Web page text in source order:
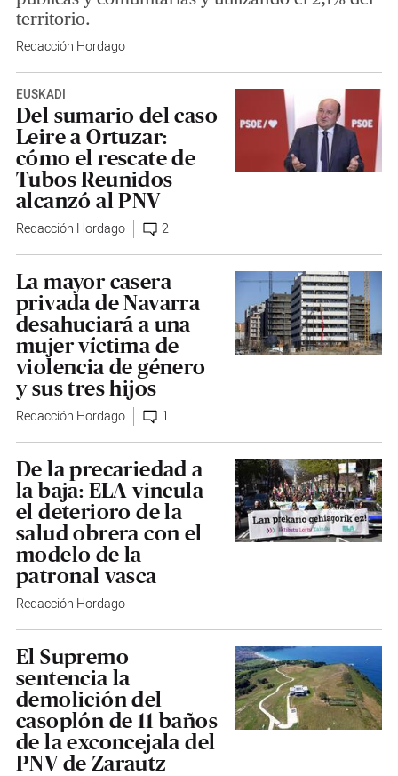
territorio.
Redacción Hordago
EUSKADI
Del sumario del caso
Leire a Ortuzar:
cómo el rescate de
Tubos Reunidos
alcanzó al PNV
Redacción Hordago 2
La mayor casera
privada de Navarra
desahuciará a una
mujer víctima de
violencia de género
y sus tres hijos
Redacción Hordago 1
De la precariedad a
la baja: ELA vincula
el deterioro de la
salud obrera con el
modelo de la
patronal vasca
Redacción Hordago
El Supremo
sentencia la
demolición del
casoplón de 11 baños
de la exconcejala del
PNV de Zarautz